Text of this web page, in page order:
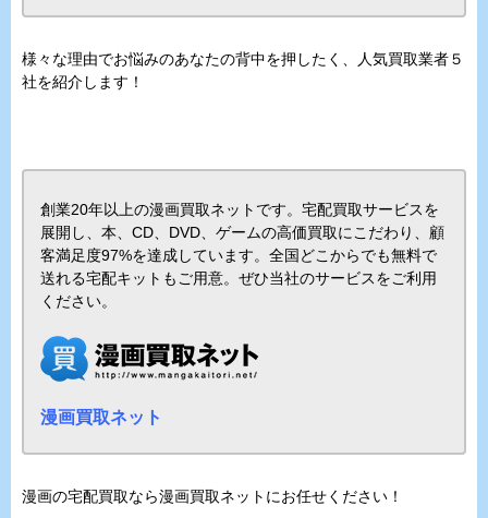
様々な理由でお悩みのあなたの背中を押したく、人気買取業者５
社を紹介します！
創業20年以上の漫画買取ネットです。宅配買取サービスを
展開し、本、CD、DVD、ゲームの高価買取にこだわり、顧
客満足度97%を達成しています。全国どこからでも無料で
送れる宅配キットもご用意。ぜひ当社のサービスをご利用
ください。
漫画買取ネット
漫画の宅配買取なら漫画買取ネットにお任せください！